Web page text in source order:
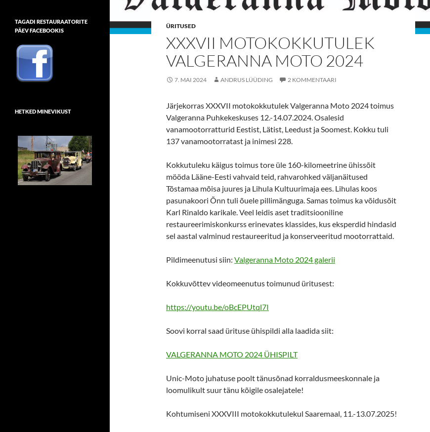
ÜRITUSED
XXXVII MOTOKOKKUTULEK
VALGERANNA MOTO 2024
7. MAI 2024 ANDRUS LÜÜDING 2 KOMMENTAARI
Järjekorras XXXVII motokokkutulek Valgeranna Moto 2024 toimus
Valgeranna Puhkekeskuses 12.-14.07.2024. Osalesid
vanamootorratturid Eestist, Lätist, Leedust ja Soomest. Kokku tuli
137 vanamootorratast ja inimesi 228.
Kokkutuleku käigus toimus tore üle 160-kilomeetrine ühissõit
mööda Lääne-Eesti vahvaid teid, rahvarohked väljanäitused
Tõstamaa mõisa juures ja Lihula Kultuurimaja ees. Lihulas koos
pasunakoori Õnn tuli õuele pillimänguga. Samas toimus ka võidusõit
Karl Rinaldo karikale. Veel leidis aset traditsiooniline
restaureerimiskonkurss erinevates klassides, kus eksperdid hindasid
sel aastal valminud restaureeritud ja konserveeritud mootorrattaid.
Pildimeenutusi siin: Valgeranna Moto 2024 galerii
Kokkuvõttev videomeenutus toimunud üritusest:
https://youtu.be/oBcEPUtql7I
Soovi korral saad ürituse ühispildi alla laadida siit:
VALGERANNA MOTO 2024 ÜHISPILT
Unic-Moto juhatuse poolt tänusõnad korraldusmeeskonnale ja
loomulikult suur tänu kõigile osalejatele!
Kohtumiseni XXXVIII motokokkutulekul Saaremaal, 11.-13.07.2025!
TAGADI RESTAURAATORITE
PÄEV FACEBOOKIS
HETKED MINEVIKUST